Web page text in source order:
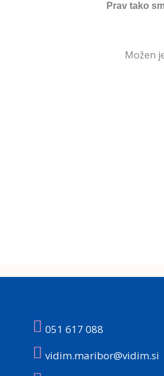
Prav tako
Možen
051 617 088
vidim.maribor@vidim.si